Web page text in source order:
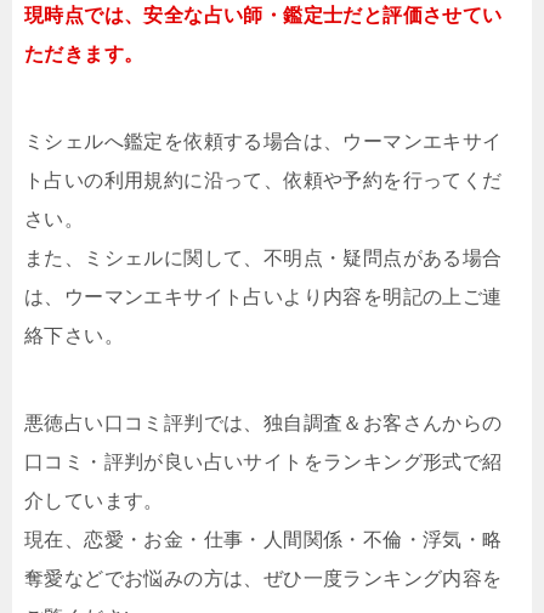
現時点では、安全な占い師・鑑定士だと評価させてい
ただきます。
ミシェルへ鑑定を依頼する場合は、ウーマンエキサイ
ト占いの利用規約に沿って、依頼や予約を行ってくだ
さい。
また、ミシェルに関して、不明点・疑問点がある場合
は、ウーマンエキサイト占いより内容を明記の上ご連
絡下さい。
悪徳占い口コミ評判では、独自調査＆お客さんからの
口コミ・評判が良い占いサイトをランキング形式で紹
介しています。
現在、恋愛・お金・仕事・人間関係・不倫・浮気・略
奪愛などでお悩みの方は、ぜひ一度ランキング内容を